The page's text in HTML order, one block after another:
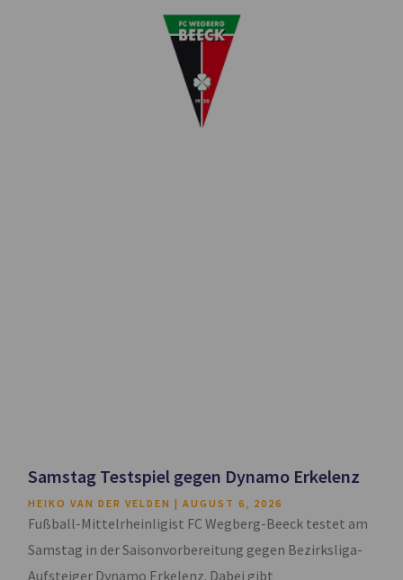
Samstag Testspiel gegen Dynamo Erkelenz
HEIKO VAN DER VELDEN AUGUST 6, 2026
Fußball-Mittelrheinligist FC Wegberg-Beeck testet am
Samstag in der Saisonvorbereitung gegen Bezirksliga-
Aufsteiger Dynamo Erkelenz. Dabei gibt